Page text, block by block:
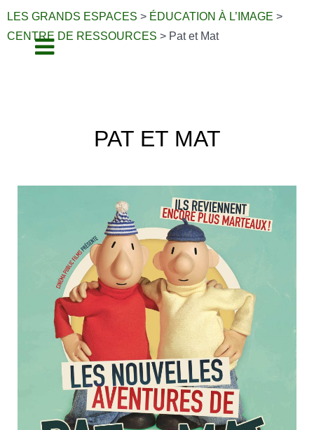
LES GRANDS ESPACES > ÉDUCATION À L’IMAGE >
CENTRE DE RESSOURCES > Pat et Mat
PAT ET MAT